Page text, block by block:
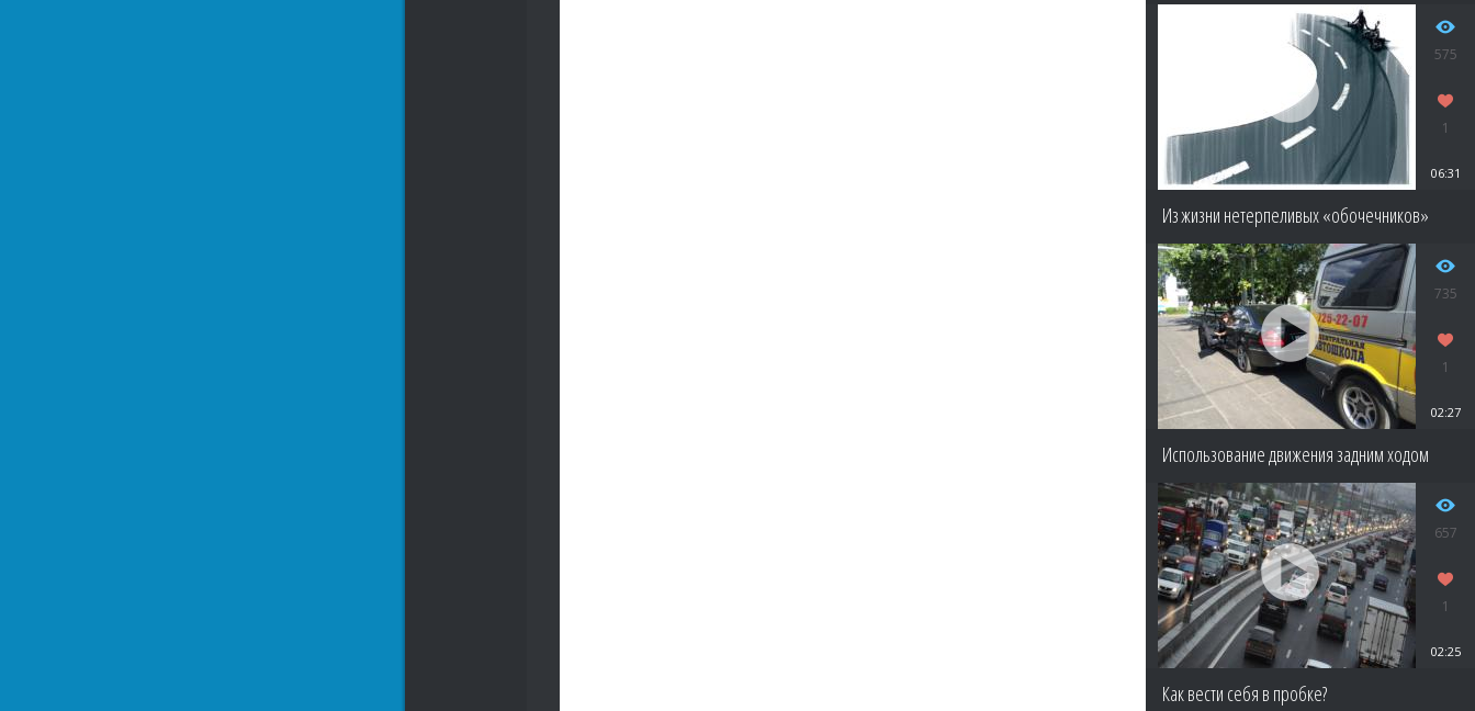
575
1
06:31
Из жизни нетерпеливых «обочечников»
735
1
02:27
Использование движения задним ходом
657
1
02:25
Как вести себя в пробке?